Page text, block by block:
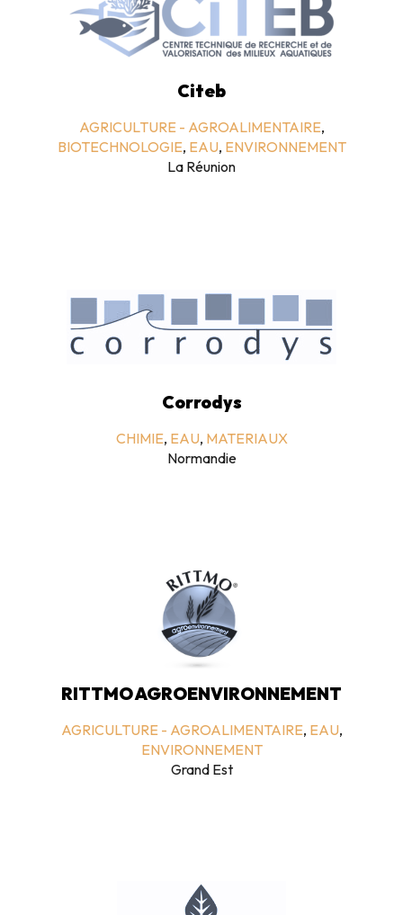
Citeb
AGRICULTURE - AGROALIMENTAIRE,
BIOTECHNOLOGIE, EAU, ENVIRONNEMENT
La Réunion
Corrodys
CHIMIE, EAU, MATERIAUX
Normandie
RITTMO AGROENVIRONNEMENT
AGRICULTURE - AGROALIMENTAIRE, EAU,
ENVIRONNEMENT
Grand Est